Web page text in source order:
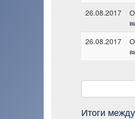
26.08.2017
26.08.2017
Итоги